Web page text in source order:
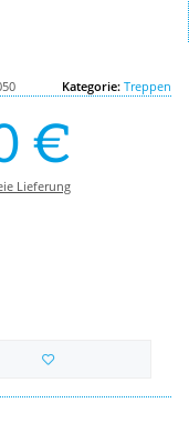
Kategorie: Treppen
€
Lieferung